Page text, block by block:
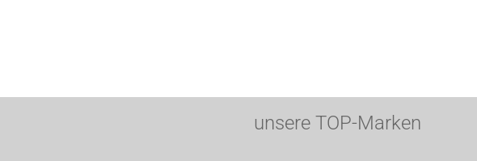
unsere TOP-Marken